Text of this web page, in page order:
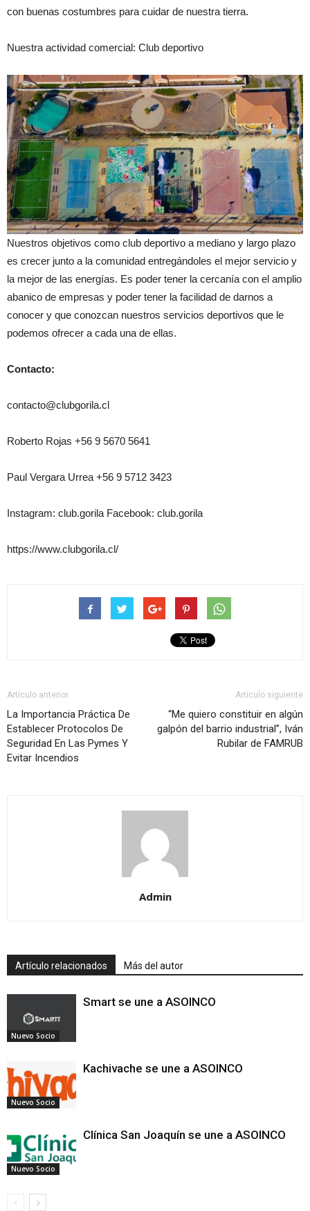
con buenas costumbres para cuidar de nuestra tierra.
Nuestra actividad comercial: Club deportivo
Nuestros objetivos como club deportivo a mediano y largo plazo
es crecer junto a la comunidad entregándoles el mejor servicio y
la mejor de las energías. Es poder tener la cercanía con el amplio
abanico de empresas y poder tener la facilidad de darnos a
conocer y que conozcan nuestros servicios deportivos que le
podemos ofrecer a cada una de ellas.
Contacto:
contacto@clubgorila.cl
Roberto Rojas +56 9 5670 5641
Paul Vergara Urrea +56 9 5712 3423
Instagram: club.gorila Facebook: club.gorila
https://www.clubgorila.cl/
Artículo anterior
La Importancia Práctica De
Establecer Protocolos De
Seguridad En Las Pymes Y
Evitar Incendios
Artículo siguiente
“Me quiero constituir en algún
galpón del barrio industrial”, Iván
Rubilar de FAMRUB
Admin
Artículo relacionados Más del autor
Nuevo Socio
Smart se une a ASOINCO
Nuevo Socio
Kachivache se une a ASOINCO
Nuevo Socio
Clínica San Joaquín se une a ASOINCO